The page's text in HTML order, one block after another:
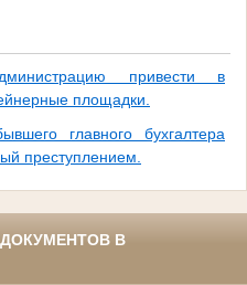
привести в
площадки.
главного бухгалтера
преступлением.
В